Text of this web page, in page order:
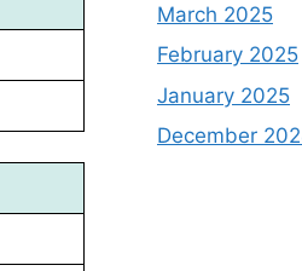
March 2025
February 2025
January 2025
December